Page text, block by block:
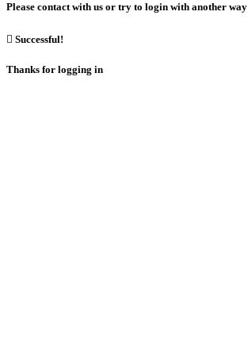
Please contact with us or try to login with another way
 Successful!
Thanks for logging in